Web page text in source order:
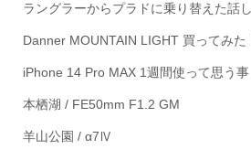
ラングラーからプラドに乗り替えた話し
Danner MOUNTAIN LIGHT 買ってみた
iPhone 14 Pro MAX 1週間使って思う事
本栖湖 / FE50mm F1.2 GM
羊山公園 / α7Ⅳ